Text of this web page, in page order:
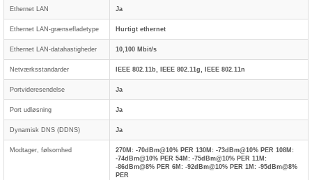
Ethernet LAN Ja
Ethernet LAN-grænsefladetype Hurtigt ethernet
Ethernet LAN-datahastigheder 10,100 Mbit/s
Netværksstandarder IEEE 802.11b, IEEE 802.11g, IEEE 802.11n
Portvideresendelse Ja
Port udløsning Ja
Dynamisk DNS (DDNS) Ja
Modtager, følsomhed
270M: -70dBm@10% PER 130M: -73dBm@10% PER 108M:
-74dBm@10% PER 54M: -75dBm@10% PER 11M:
-86dBm@8% PER 6M: -92dBm@10% PER 1M: -95dBm@8%
PER